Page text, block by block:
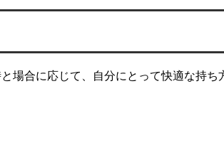
場合に応じて、自分にとって快適な持ち